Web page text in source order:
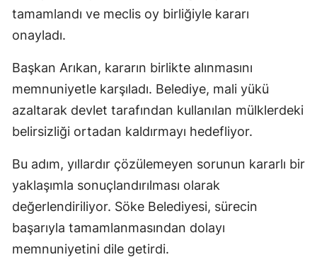
tamamlandı ve meclis oy birliğiyle kararı
onayladı.
Başkan Arıkan, kararın birlikte alınmasını
memnuniyetle karşıladı. Belediye, mali yükü
azaltarak devlet tarafından kullanılan mülklerdeki
belirsizliği ortadan kaldırmayı hedefliyor.
Bu adım, yıllardır çözülemeyen sorunun kararlı bir
yaklaşımla sonuçlandırılması olarak
değerlendiriliyor. Söke Belediyesi, sürecin
başarıyla tamamlanmasından dolayı
memnuniyetini dile getirdi.